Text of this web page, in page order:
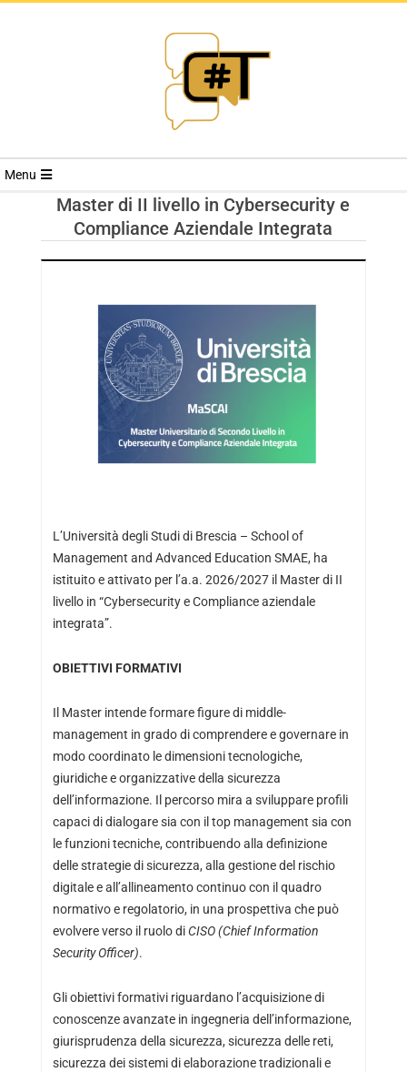
RIVISTA
TRENDS
Menu
Master di II livello in Cybersecurity e
Compliance Aziendale Integrata
L’Università degli Studi di Brescia – School of
Management and Advanced Education SMAE, ha
istituito e attivato per l’a.a. 2026/2027 il Master di II
livello in “Cybersecurity e Compliance aziendale
integrata”.
OBIETTIVI FORMATIVI
Il Master intende formare figure di middle-
management in grado di comprendere e governare in
modo coordinato le dimensioni tecnologiche,
giuridiche e organizzative della sicurezza
dell’informazione. Il percorso mira a sviluppare profili
capaci di dialogare sia con il top management sia con
le funzioni tecniche, contribuendo alla definizione
delle strategie di sicurezza, alla gestione del rischio
digitale e all’allineamento continuo con il quadro
normativo e regolatorio, in una prospettiva che può
evolvere verso il ruolo diCISO (Chief Information
Security Officer).
Gli obiettivi formativi riguardano l’acquisizione di
conoscenze avanzate in ingegneria dell’informazione,
giurisprudenza della sicurezza, sicurezza delle reti,
sicurezza dei sistemi di elaborazione tradizionali e